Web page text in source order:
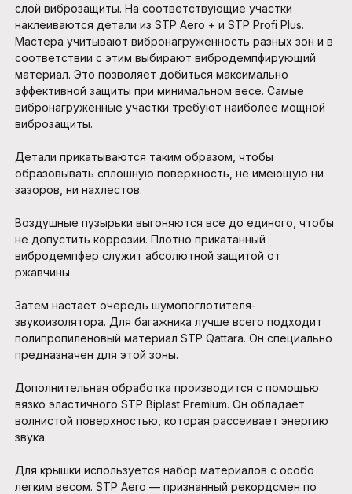
слой виброзащиты. На соответствующие участки
наклеиваются детали из STP Aero + и STP Profi Plus.
Мастера учитывают вибронагруженность разных зон и в
соответствии с этим выбирают вибродемпфирующий
материал. Это позволяет добиться максимально
эффективной защиты при минимальном весе. Самые
вибронагруженные участки требуют наиболее мощной
виброзащиты.
Детали прикатываются таким образом, чтобы
образовывать сплошную поверхность, не имеющую ни
зазоров, ни нахлестов.
Воздушные пузырьки выгоняются все до единого, чтобы
не допустить коррозии. Плотно прикатанный
вибродемпфер служит абсолютной защитой от
ржавчины.
Затем настает очередь шумопоглотителя-
звукоизолятора. Для багажника лучше всего подходит
полипропиленовый материал STP Qattara. Он специально
предназначен для этой зоны.
Дополнительная обработка производится с помощью
вязко эластичного STP Biplast Premium. Он обладает
волнистой поверхностью, которая рассеивает энергию
звука.
Для крышки используется набор материалов с особо
легким весом. STP Aero — признанный рекордсмен по